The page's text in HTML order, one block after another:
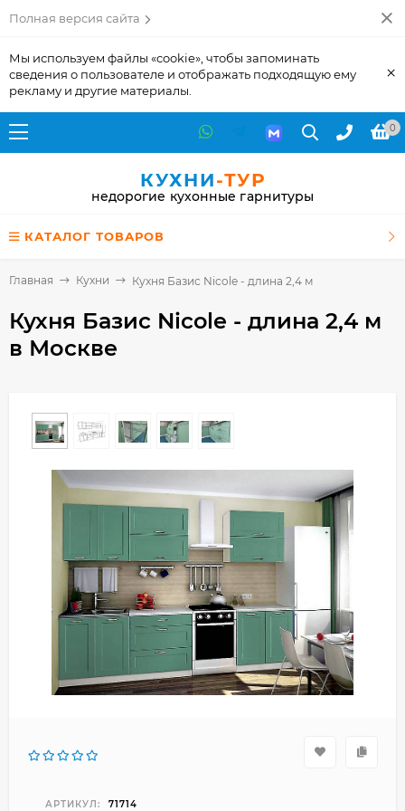
Полная версия сайта
Мы используем файлы «cookie», чтобы запоминать
сведения о пользователе и отображать подходящую ему
рекламу и другие материалы.
×
0
КУХНИ-ТУР
недорогие кухонные гарнитуры
КАТАЛОГ ТОВАРОВ
Главная Кухни Кухня Базис Nicole - длина 2,4 м
Кухня Базис Nicole - длина 2,4 м
в Москве
АРТИКУЛ: 71714